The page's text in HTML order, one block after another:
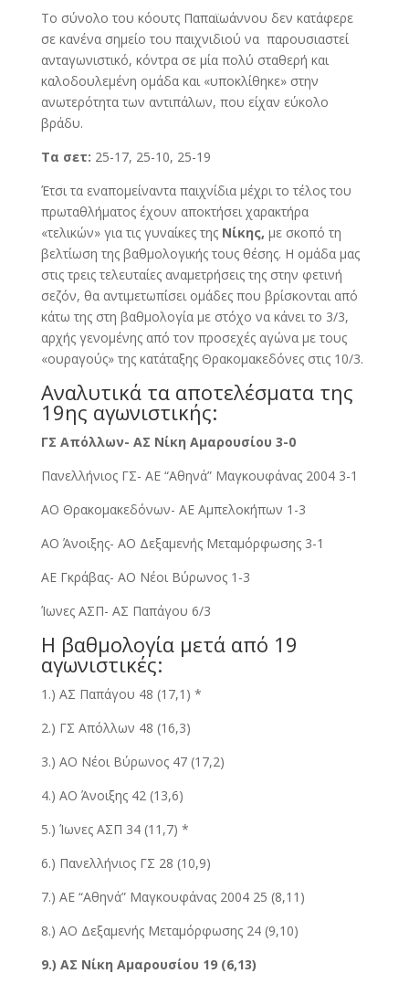
Το σύνολο του κόουτς Παπαϊωάννου δεν κατάφερε
σε κανένα σημείο του παιχνιδιού να παρουσιαστεί
ανταγωνιστικό, κόντρα σε μία πολύ σταθερή και
καλοδουλεμένη ομάδα και «υποκλίθηκε» στην
ανωτερότητα των αντιπάλων, που είχαν εύκολο
βράδυ.
Τα σετ: 25-17, 25-10, 25-19
Έτσι τα εναπομείναντα παιχνίδια μέχρι το τέλος του
πρωταθλήματος έχουν αποκτήσει χαρακτήρα
«τελικών» για τις γυναίκες της Νίκης, με σκοπό τη
βελτίωση της βαθμολογικής τους θέσης. H ομάδα μας
στις τρεις τελευταίες αναμετρήσεις της στην φετινή
σεζόν, θα αντιμετωπίσει ομάδες που βρίσκονται από
κάτω της στη βαθμολογία με στόχο να κάνει το 3/3,
αρχής γενομένης από τον προσεχές αγώνα με τους
«ουραγούς» της κατάταξης Θρακομακεδόνες στις 10/3.
Αναλυτικά τα αποτελέσματα της
19ης αγωνιστικής:
ΓΣ Απόλλων- ΑΣ Νίκη Αμαρουσίου 3-0
Πανελλήνιος ΓΣ- ΑΕ “Αθηνά” Μαγκουφάνας 2004 3-1
ΑΟ Θρακομακεδόνων- ΑΕ Αμπελοκήπων 1-3
ΑΟ Άνοιξης- ΑΟ Δεξαμενής Μεταμόρφωσης 3-1
ΑΕ Γκράβας- ΑΟ Νέοι Βύρωνος 1-3
Ίωνες ΑΣΠ- ΑΣ Παπάγου 6/3
Η βαθμολογία μετά από 19
αγωνιστικές:
1.) ΑΣ Παπάγου 48 (17,1) *
2.) ΓΣ Απόλλων 48 (16,3)
3.) ΑΟ Νέοι Βύρωνος 47 (17,2)
4.) ΑΟ Άνοιξης 42 (13,6)
5.) Ίωνες ΑΣΠ 34 (11,7) *
6.) Πανελλήνιος ΓΣ 28 (10,9)
7.) ΑΕ “Αθηνά” Μαγκουφάνας 2004 25 (8,11)
8.) ΑΟ Δεξαμενής Μεταμόρφωσης 24 (9,10)
9.) ΑΣ Νίκη Αμαρουσίου 19 (6,13)